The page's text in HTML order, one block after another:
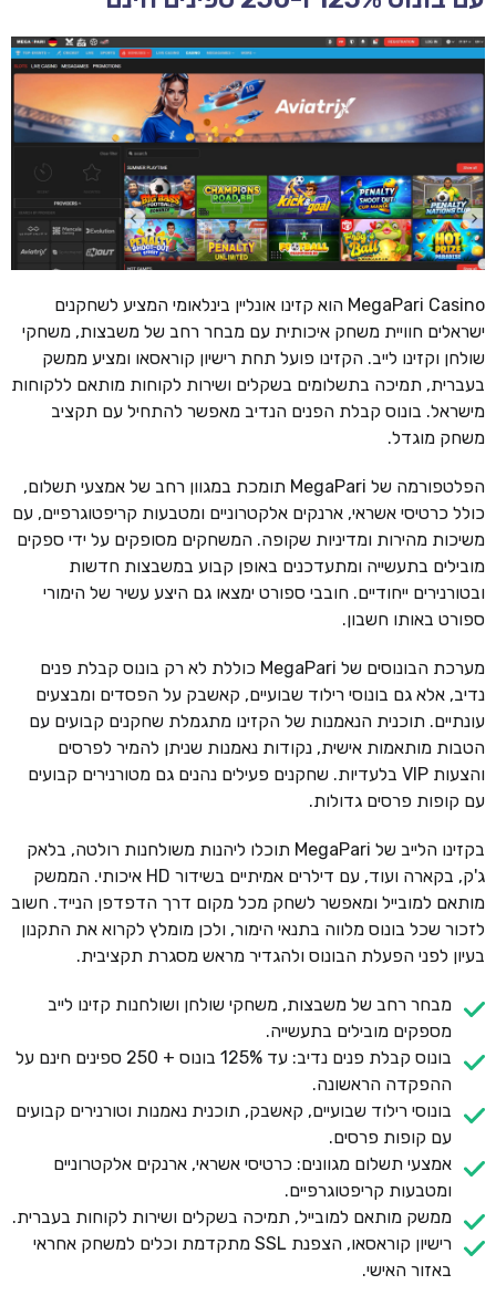
MegaPari Casino הוא קזינו אונליין בינלאומי המציע לשחקנים
ישראלים חוויית משחק איכותית עם מבחר רחב של משבצות, משחקי
שולחן וקזינו לייב. הקזינו פועל תחת רישיון קוראסאו ומציע ממשק
בעברית, תמיכה בתשלומים בשקלים ושירות לקוחות מותאם ללקוחות
מישראל. בונוס קבלת הפנים הנדיב מאפשר להתחיל עם תקציב
משחק מוגדל.
הפלטפורמה של MegaPari תומכת במגוון רחב של אמצעי תשלום,
כולל כרטיסי אשראי, ארנקים אלקטרוניים ומטבעות קריפטוגרפיים, עם
משיכות מהירות ומדיניות שקופה. המשחקים מסופקים על ידי ספקים
מובילים בתעשייה ומתעדכנים באופן קבוע במשבצות חדשות
ובטורנירים ייחודיים. חובבי ספורט ימצאו גם היצע עשיר של הימורי
ספורט באותו חשבון.
מערכת הבונוסים של MegaPari כוללת לא רק בונוס קבלת פנים
נדיב, אלא גם בונוסי רילוד שבועיים, קאשבק על הפסדים ומבצעים
עונתיים. תוכנית הנאמנות של הקזינו מתגמלת שחקנים קבועים עם
הטבות מותאמות אישית, נקודות נאמנות שניתן להמיר לפרסים
והצעות VIP בלעדיות. שחקנים פעילים נהנים גם מטורנירים קבועים
עם קופות פרסים גדולות.
בקזינו הלייב של MegaPari תוכלו ליהנות משולחנות רולטה, בלאק
ג'ק, בקארה ועוד, עם דילרים אמיתיים בשידור HD איכותי. הממשק
מותאם למובייל ומאפשר לשחק מכל מקום דרך הדפדפן הנייד. חשוב
לזכור שכל בונוס מלווה בתנאי הימור, ולכן מומלץ לקרוא את התקנון
בעיון לפני הפעלת הבונוס ולהגדיר מראש מסגרת תקציבית.
מבחר רחב של משבצות, משחקי שולחן ושולחנות קזינו לייב
מספקים מובילים בתעשייה.
בונוס קבלת פנים נדיב: עד 125% בונוס + 250 ספינים חינם על
ההפקדה הראשונה.
בונוסי רילוד שבועיים, קאשבק, תוכנית נאמנות וטורנירים קבועים
עם קופות פרסים.
אמצעי תשלום מגוונים: כרטיסי אשראי, ארנקים אלקטרוניים
ומטבעות קריפטוגרפיים.
ממשק מותאם למובייל, תמיכה בשקלים ושירות לקוחות בעברית.
רישיון קוראסאו, הצפנת SSL מתקדמת וכלים למשחק אחראי
באזור האישי.